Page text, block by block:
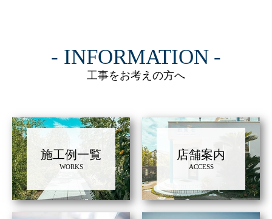
INFORMATION
工事をお考えの方へ
施工例一覧
WORKS
店舗案内
ACCESS